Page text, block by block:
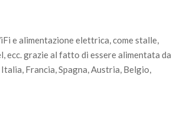
e alimentazione elettrica, come stalle,
ecc. grazie al fatto di essere alimentata da
Francia, Spagna, Austria, Belgio,